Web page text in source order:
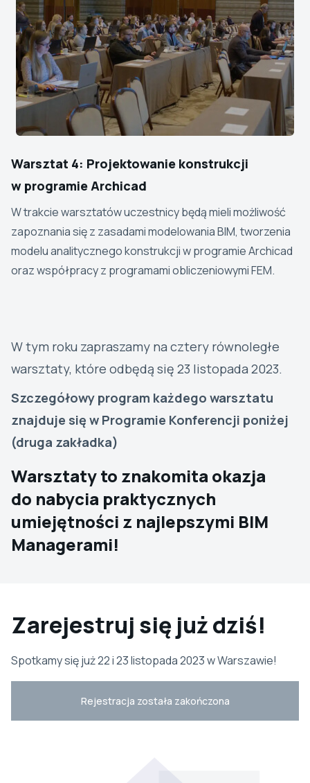
Warsztat 4: Projektowanie konstrukcji
w programie Archicad
W trakcie warsztatów uczestnicy będą mieli możliwość
zapoznania się z zasadami modelowania BIM, tworzenia
modelu analitycznego konstrukcji w programie Archicad
oraz współpracy z programami obliczeniowymi FEM.
W tym roku zapraszamy na cztery równoległe
warsztaty, które odbędą się 23 listopada 2023.
Szczegółowy program każdego warsztatu
znajduje się w Programie Konferencji poniżej
(druga zakładka)
Warsztaty to znakomita okazja
do nabycia praktycznych
umiejętności z najlepszymi BIM
Managerami!
Zarejestruj się już dziś!
Spotkamy się już 22 i 23 listopada 2023 w Warszawie!
Rejestracja została zakończona